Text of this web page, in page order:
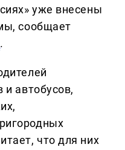
уже внесены
сообщает
.
и автобусов,
что для них